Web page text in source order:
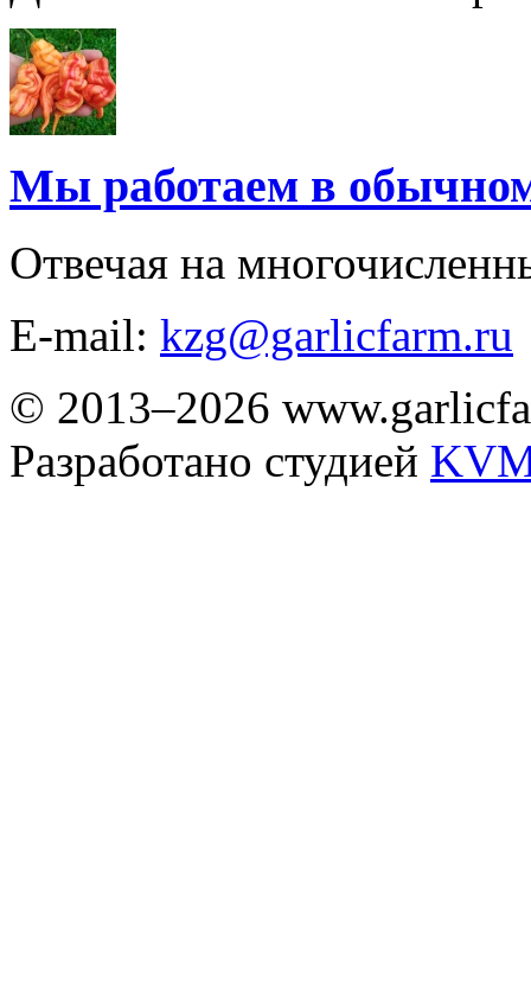
Мы работаем в
Отвечая на
E-mail: kzg@garlicfarm.ru
© 2013–2026
Разработано студией